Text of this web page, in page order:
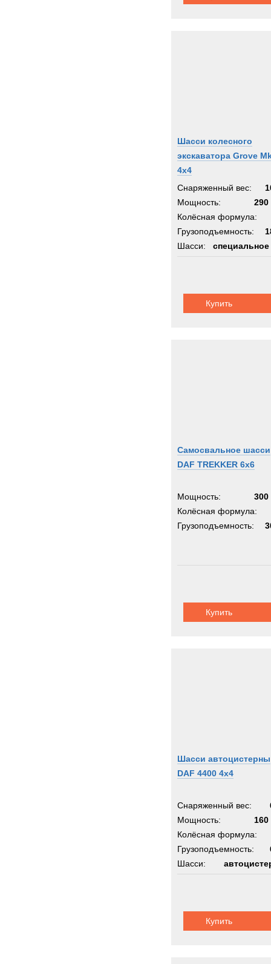
Шасси колесного
экскаватора Grove
4х4
Снаряженный вес:
Мощность:
290
Колёсная формула:
Грузоподъемность:
Шасси:
специальное
Купить
Самосвальное шасси
DAF TREKKER 6x6
Мощность:
300
Колёсная формула:
Грузоподъемность:
Купить
Шасси автоцистерны
DAF 4400 4x4
Снаряженный вес:
Мощность:
160
Колёсная формула:
Грузоподъемность:
Шасси:
Купить